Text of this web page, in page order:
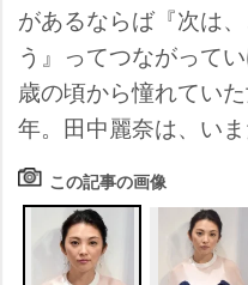
があるならば『次は
う』ってつながって
歳の頃から憧れてい
年。田中麗奈は、い
この記事の画像